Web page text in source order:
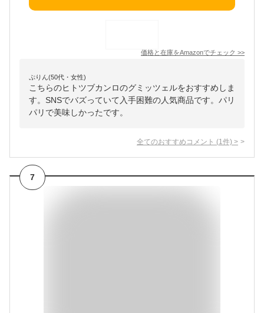
価格と在庫をAmazonでチェック >>
ぷりん(50代・女性)
こちらのヒトツブカンロのグミッツェルをおすすめしま
す。SNSでバズっていて入手困難の人気商品です。パリ
パリで美味しかったです。
全てのおすすめコメント (1 件) >
7